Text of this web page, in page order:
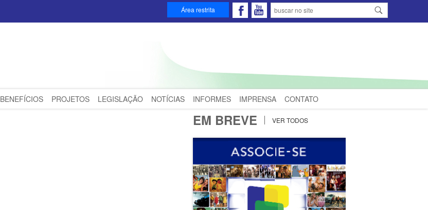
Área restrita
BENEFÍCIOS PROJETOS LEGISLAÇÃO NOTÍCIAS INFORMES IMPRENSA CONTATO
EM BREVE VER TODOS